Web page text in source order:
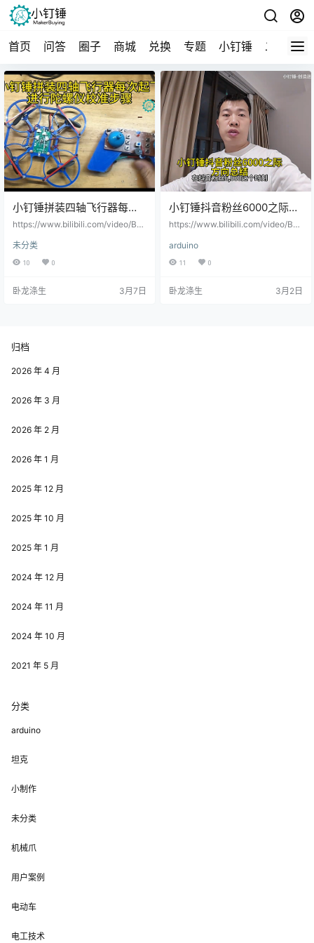
首页 问答 圈子 商城 兑换 专题 小钉锤 二手 导
小钉锤拼装四轴飞行器每次
起飞进行陀螺仪校准步骤
https://www.bilibili.com/video/BV1
e2ed6d27c4f44e1d8bf37ede6f
未分类
10 0
卧龙涤生 3月7日
小钉锤抖音粉丝6000之际方
向总结
https://www.bilibili.com/video/BV1
2ed6d27c4f44e1d8bf37ede6f
arduino
11 0
卧龙涤生 3月2日
归档
2026 年 4 月
2026 年 3 月
2026 年 2 月
2026 年 1 月
2025 年 12 月
2025 年 10 月
2025 年 1 月
2024 年 12 月
2024 年 11 月
2024 年 10 月
2021 年 5 月
分类
arduino
坦克
小制作
未分类
机械爪
用户案例
电动车
电工技术